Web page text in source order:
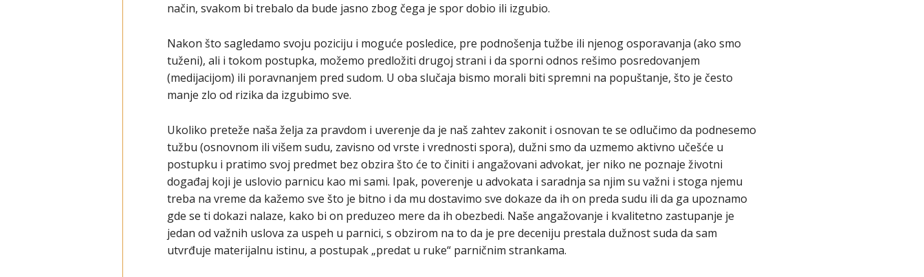
način, svakom bi trebalo da bude jasno zbog čega je spor dobio ili izgubio.
Nakon što sagledamo svoju poziciju i moguće posledice, pre podnošenja tužbe ili njenog osporavanja (ako smo
tuženi), ali i tokom postupka, možemo predložiti drugoj strani i da sporni odnos rešimo posredovanjem
(medijacijom) ili poravnanjem pred sudom. U oba slučaja bismo morali biti spremni na popuštanje, što je često
manje zlo od rizika da izgubimo sve.
Ukoliko preteže naša želja za pravdom i uverenje da je naš zahtev zakonit i osnovan te se odlučimo da podnesemo
tužbu (osnovnom ili višem sudu, zavisno od vrste i vrednosti spora), dužni smo da uzmemo aktivno učešće u
postupku i pratimo svoj predmet bez obzira što će to činiti i angažovani advokat, jer niko ne poznaje životni
događaj koji je uslovio parnicu kao mi sami. Ipak, poverenje u advokata i saradnja sa njim su važni i stoga njemu
treba na vreme da kažemo sve što je bitno i da mu dostavimo sve dokaze da ih on preda sudu ili da ga upoznamo
gde se ti dokazi nalaze, kako bi on preduzeo mere da ih obezbedi. Naše angažovanje i kvalitetno zastupanje je
jedan od važnih uslova za uspeh u parnici, s obzirom na to da je pre deceniju prestala dužnost suda da sam
utvrđuje materijalnu istinu, a postupak „predat u ruke“ parničnim strankama.